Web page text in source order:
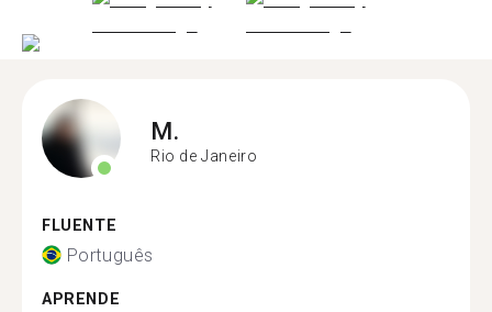
M.
Rio de Janeiro
FLUENTE
Português
APRENDE